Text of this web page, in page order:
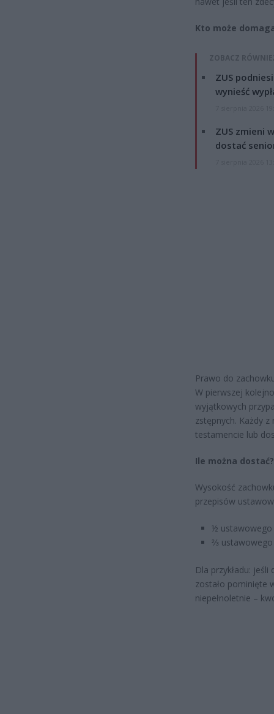
Kto może
ZOBACZ
ZUS
wynieść
ZUS zmieni
dostać
Prawo do
W pierwszej
wyjątkowych
zstępnych. Każdy
testamencie lub
Ile można
Wysokość
przepisów
½ ustawowego
⅔ ustawowego
Dla przykładu:
zostało pominięte
niepełnoletnie –